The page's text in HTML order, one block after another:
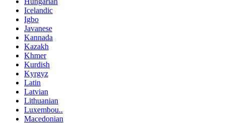
Icelandic
Igbo
Javanese
Kannada
Kazakh
Khmer
Kurdish
Kyrgyz
Latin
Latvian
Lithuanian
Luxembou..
Macedonian